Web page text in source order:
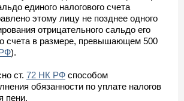
единого налогового счета
этому лицу не позднее одного
отрицательного сальдо его
счета в размере, превышающем 500
).
ст. 72 НК РФ способом
обязанности по уплате налогов
пени.